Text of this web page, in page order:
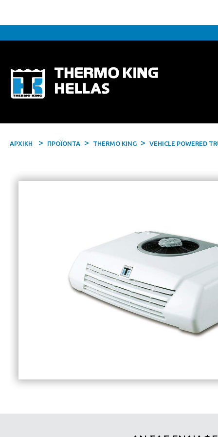
ΑΡΧΙΚΗ ΠΡΟΪΟΝΤΑ THERMO KING VEHICLE POWERED